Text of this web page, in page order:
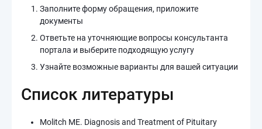
Заполните форму обращения, приложите
документы
Ответьте на уточняющие вопросы консультанта
портала и выберите подходящую услугу
Узнайте возможные варианты для вашей ситуации
Список литературы
Molitch ME. Diagnosis and Treatment of Pituitary